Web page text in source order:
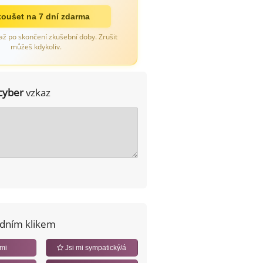
na 7 dní zdarma
po skončení zkušební doby. Zrušit
můžeš kdykoliv.
vzkaz
klikem
Jsi mi sympatický/á